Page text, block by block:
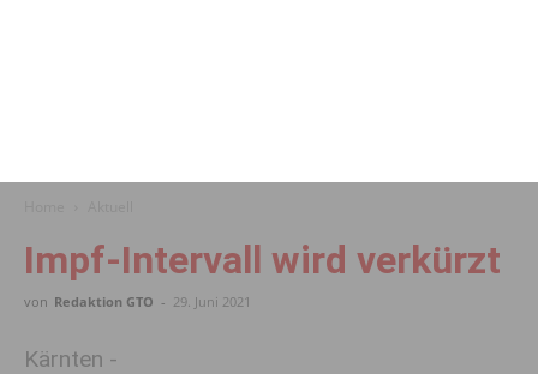
Impf-Intervall wird verkürzt
von Redaktion GTO - 29. Juni 2021
Kärnten -